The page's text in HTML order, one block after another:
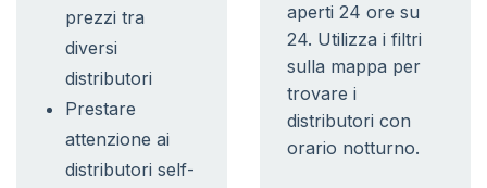
prezzi tra
diversi
distributori
Prestare
attenzione ai
distributori self-
aperti 24 ore su
24. Utilizza i filtri
sulla mappa per
trovare i
distributori con
orario notturno.